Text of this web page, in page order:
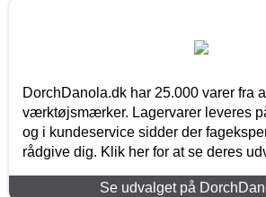
DorchDanola.dk har 25.000 varer fra
værktøjsmærker. Lagervarer leveres
og i kundeservice sidder der
rådgive dig. Klik her for at se deres
Se udvalget på